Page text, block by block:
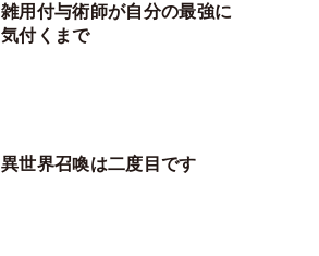
雑用付与術師が自分の最強に
気付くまで
異世界召喚は二度目です